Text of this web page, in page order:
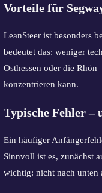
Vorteile für
LeanSteer ist besonders
bedeutet das: weniger
Osthessen oder die
konzentrieren kann.
Typische Fehler –
Ein häufiger
Sinnvoll ist es, zunächst
wichtig: nicht nach unten